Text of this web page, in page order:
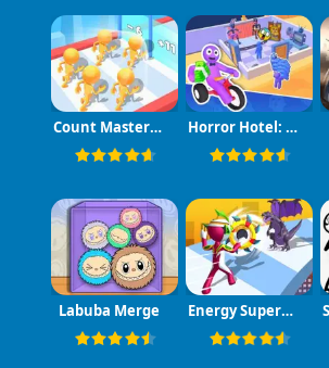
Count Master Match Color Run Horror Hotel: Scary Room
Labuba Merge Energy Superman 3D